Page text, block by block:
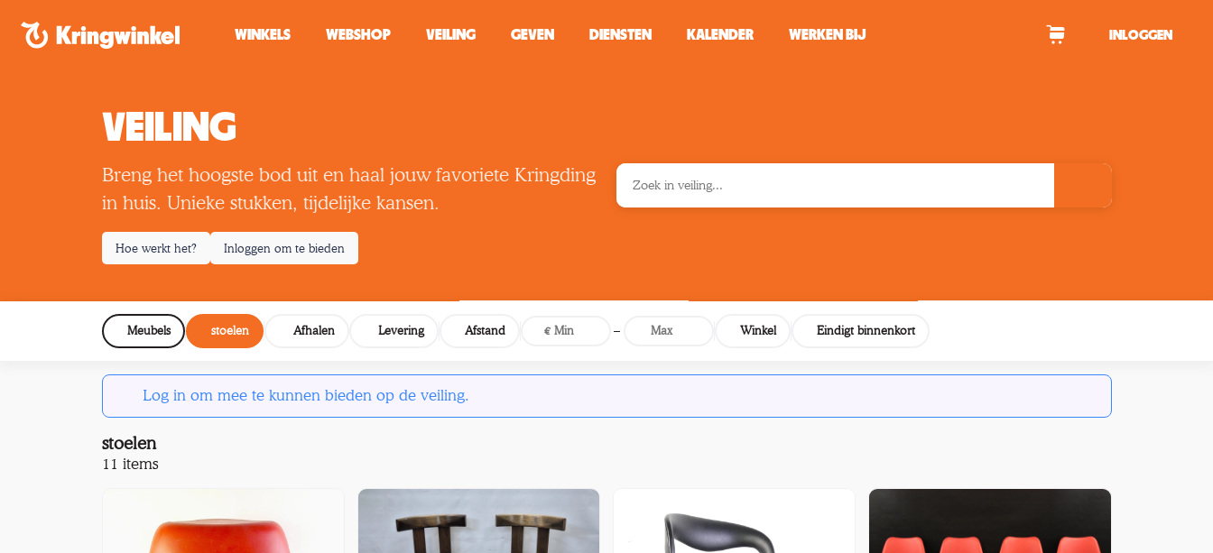
WINKELS
WEBSHOP VEILING GEVEN DIENSTEN KALENDER WERKEN BIJ INLOGGEN
VEILING
Breng het hoogste bod uit en haal jouw favoriete Kringding
in huis. Unieke stukken, tijdelijke kansen.
Hoe werkt het? Inloggen om te bieden
Meubels stoelen Afhalen Levering Afstand – Winkel Eindigt binnenkort
Log in om mee te kunnen bieden op de veiling.
stoelen
11 items